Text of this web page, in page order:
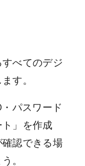
べてのデジ
す。
パスワード
」を作成
認できる場
。